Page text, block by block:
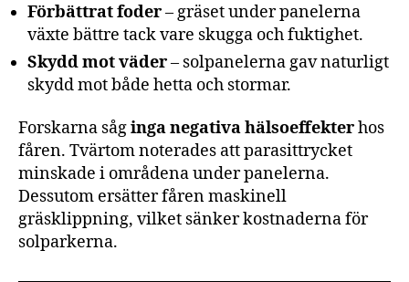
Förbättrat foder– gräset under panelerna
växte bättre tack vare skugga och fuktighet.
Skydd mot väder– solpanelerna gav naturligt
skydd mot både hetta och stormar.
Forskarna såginga negativa hälsoeffekterhos
fåren. Tvärtom noterades att parasittrycket
minskade i områdena under panelerna.
Dessutom ersätter fåren maskinell
gräsklippning, vilket sänker kostnaderna för
solparkerna.